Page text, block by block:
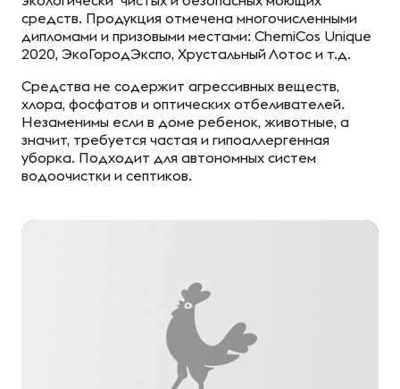
средств. Продукция отмечена многочисленными
дипломами и призовыми местами: ChemiCos Unique
2020, ЭкоГородЭкспо, Хрустальный Лотос и т.д.
Средства не содержит агрессивных веществ,
хлора, фосфатов и оптических отбеливателей.
Незаменимы если в доме ребенок, животные, а
значит, требуется частая и гипоаллергенная
уборка. Подходит для автономных систем
водоочистки и септиков.